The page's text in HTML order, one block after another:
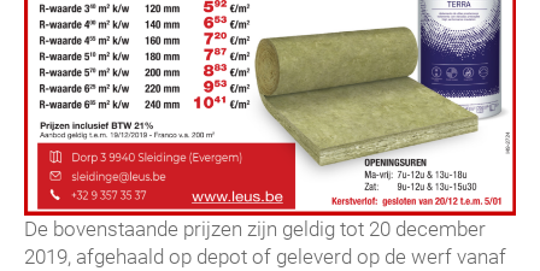
De bovenstaande prijzen zijn geldig tot 20 december
2019, afgehaald op depot of geleverd op de werf vanaf